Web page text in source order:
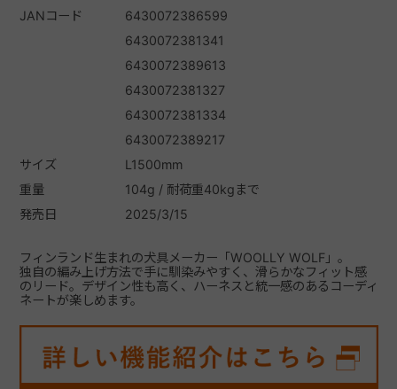
JANコード
6430072386599
6430072381341
6430072389613
6430072381327
6430072381334
6430072389217
サイズ
L1500mm
重量
104g / 耐荷重40kgまで
発売日
2025/3/15
フィンランド生まれの犬具メーカー「WOOLLY WOLF」。
独自の編み上げ方法で手に馴染みやすく、滑らかなフィット感
のリード。デザイン性も高く、ハーネスと統一感のあるコーディ
ネートが楽しめます。